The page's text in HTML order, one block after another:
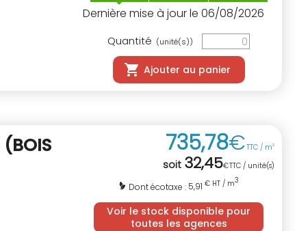
Dernière mise à jour le 06/08/2026
Quantité (unité(s))
Ajouter au panier
(BOIS
735,78€TTC / m3
soit 32,45€TTC / unité(s)
Dont écotaxe : 5,91 € HT / m3
Voir le stock disponible pour
toutes les agences